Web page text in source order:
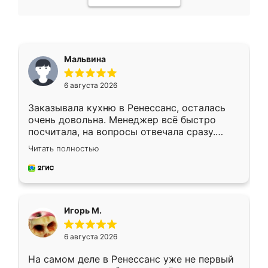
Мальвина
6 августа 2026
Заказывала кухню в Ренессанс, осталась
очень довольна. Менеджер всё быстро
посчитала, на вопросы отвечала сразу.
Замерщик приехал в субботу, подошёл к
делу со всей ответственностью. Собрали
за день, ребята работали аккуратно, даже
Читать полностью
Игорь М.
6 августа 2026
На самом деле в Ренессанс уже не первый